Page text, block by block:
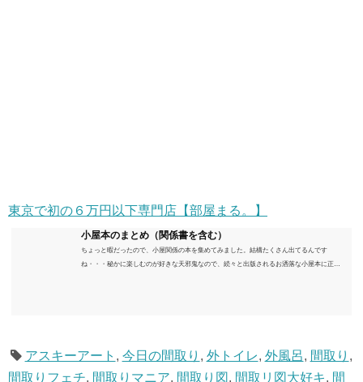
東京で初の６万円以下専門店【部屋まる。】
小屋本のまとめ（関係書を含む）
ちょっと暇だったので、小屋関係の本を集めてみました。結構たくさん出てるんです
ね・・・秘かに楽しむのが好きな天邪鬼なので、続々と出版されるお洒落な小屋本に正直
アスキーアート , 今日の間取り , 外トイレ, 外風呂, 間取り ,
間取りフェチ, 間取りマニア, 間取り図 , 間取リ図大好キ, 間